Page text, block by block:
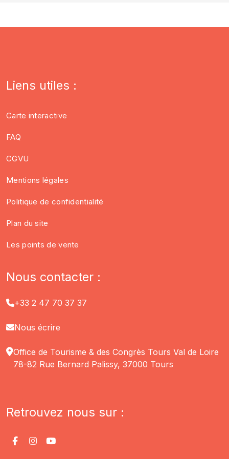
Liens utiles :
Carte interactive
FAQ
CGVU
Mentions légales
Politique de confidentialité
Plan du site
Les points de vente
Nous contacter :
+33 2 47 70 37 37
Nous écrire
Office de Tourisme & des Congrès Tours Val de Loire
78-82 Rue Bernard Palissy, 37000 Tours
Retrouvez nous sur :